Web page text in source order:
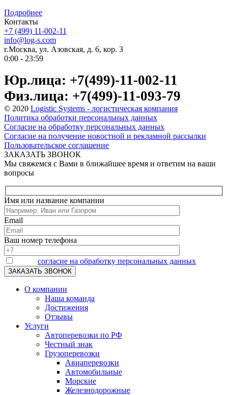
Подробнее
Контакты
+7 (499) 11-002-11
info@log-s.com
г.Москва, ул. Азовская, д. 6, кор. 3
0:00 - 23:59
Юр.лица: +7(499)-11-002-11
Физ.лица: +7(499)-11-093-79
© 2020 Logistic Systems - логистическая компания
Политика обработки персональных данных
Согласие на обработку персональных данных
Согласие на получение новостной и рекламной рассылки
Пользовательское соглашение
ЗАКАЗАТЬ ЗВОНОК
Мы свяжемся с Вами в ближайшее время и ответим на ваши
вопросы
Имя или название компании
Email
Ваш номер телефона
согласие на обработку персональных данных
О компании
Наша команда
Достижения
Отзывы
Услуги
Автоперевозки по РФ
Честный знак
Грузоперевозки
Авиаперевозки
Автомобильные
Морские
Железнодорожные